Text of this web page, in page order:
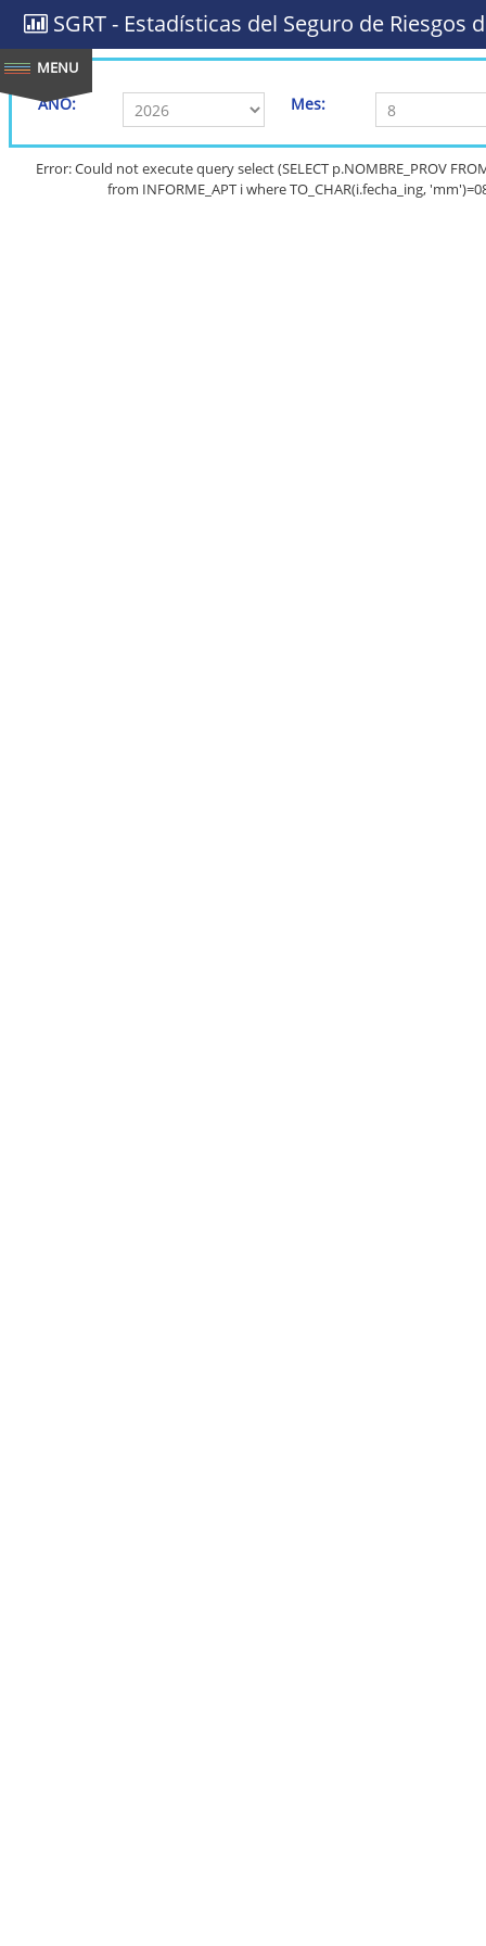
SGRT - Estadísticas del Seguro de Riesgos
AÑO: Mes:
Error: Could not execute query select (SELECT p.NOMBRE_PROV
from INFORME_APT i where TO_CHAR(i.fecha_ing,